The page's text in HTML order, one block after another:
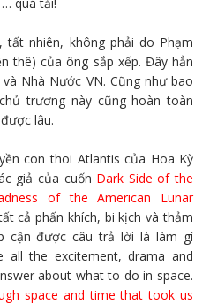
nhiên, không phải do Phạm
thê) của ông sắp xếp. Đây hẳn
Nhà Nước VN. Cũng như bao
trương này cũng hoàn toàn
lâu.
con thoi Atlantis của Hoa Kỳ
giả của cuốn Dark Side of the
of the American Lunar
cả phấn khích, bi kịch và thảm
cận được câu trả lời là làm gì
all the excitement, drama and
about what to do in space.
space and time that took us